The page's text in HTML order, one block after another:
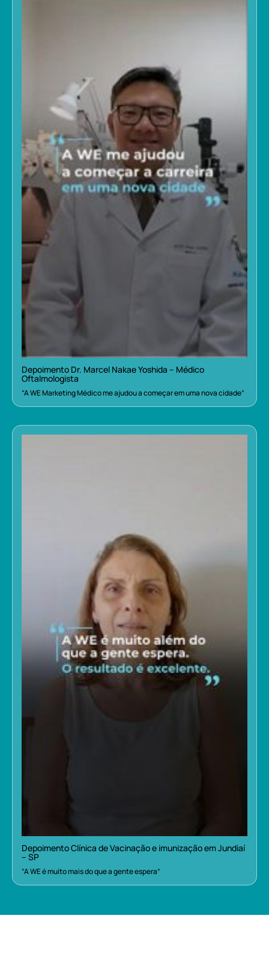
Depoimento Dr. Marcel Nakae Yoshida – Médico
Oftalmologista
“A WE Marketing Médico me ajudou a começar em uma nova cidade”
Depoimento Clínica de Vacinação e imunização em Jundiaí
– SP
“A WE é muito mais do que a gente espera”